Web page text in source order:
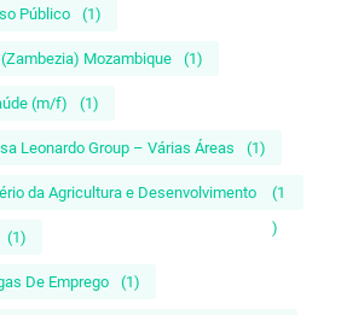
Público (1)
Mozambique (1)
(m/f) (1)
Leonardo Group – Várias Áreas (1)
da Agricultura e Desenvolvimento
(1
)
(1)
De Emprego (1)